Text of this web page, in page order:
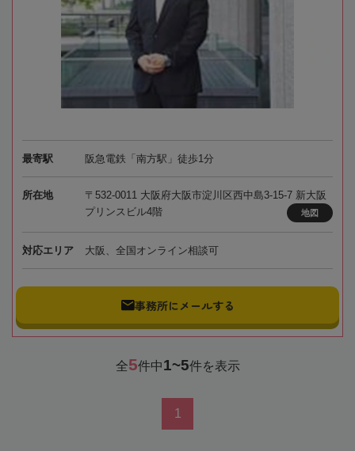
最寄駅 阪急電鉄「南方駅」徒歩1分
所在地
〒532-0011 大阪府大阪市淀川区西中島3-15-7 新大阪
プリンスビル4階
地図
対応エリア 大阪、全国オンライン相談可
事務所にメールする
全5件中1~5件を表示
1